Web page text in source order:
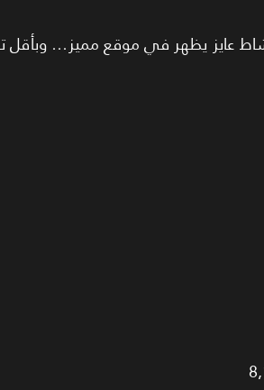
نشاط عايز يظهر في موقع مميز…